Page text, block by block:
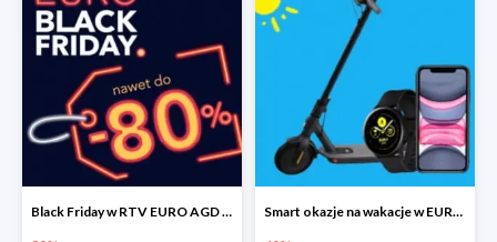
Black Friday w RTV EURO AGD do -80% Smart okazje na wakacje w EURO RTV AGD do -40%